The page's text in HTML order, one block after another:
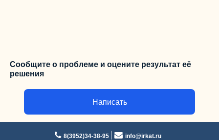
Сообщите о проблеме и оцените результат её
решения
Написать
8(3952)34-38-95 info@irkat.ru